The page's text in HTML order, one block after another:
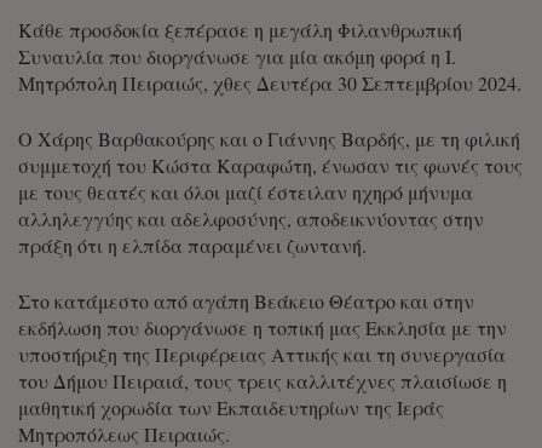
Κάθε προσδοκία ξεπέρασε η μεγάλη Φιλανθρωπική
Συναυλία που διοργάνωσε για μία ακόμη φορά η Ι.
Μητρόπολη Πειραιώς, χθες Δευτέρα 30 Σεπτεμβρίου 2024.
Ο Χάρης Βαρθακούρης και ο Γιάννης Βαρδής, με τη φιλική
συμμετοχή του Κώστα Καραφώτη, ένωσαν τις φωνές τους
με τους θεατές και όλοι μαζί έστειλαν ηχηρό μήνυμα
αλληλεγγύης και αδελφοσύνης, αποδεικνύοντας στην
πράξη ότι η ελπίδα παραμένει ζωντανή.
Στο κατάμεστο από αγάπη Βεάκειο Θέατρο και στην
εκδήλωση που διοργάνωσε η τοπική μας Εκκλησία με την
υποστήριξη της Περιφέρειας Αττικής και τη συνεργασία
του Δήμου Πειραιά, τους τρεις καλλιτέχνες πλαισίωσε η
μαθητική χορωδία των Εκπαιδευτηρίων της Ιεράς
Μητροπόλεως Πειραιώς.